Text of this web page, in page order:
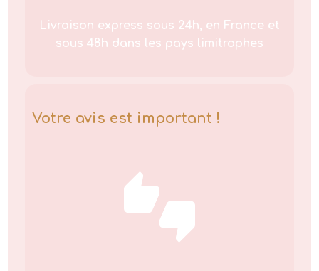
Livraison express sous 24h, en France et
sous 48h dans les pays limitrophes
Votre avis est important !